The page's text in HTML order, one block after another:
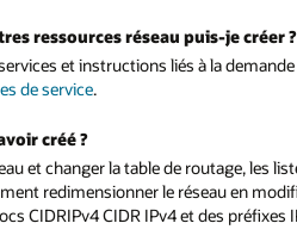
ressources réseau puis-je créer ?
et instructions liés à la
de service.
créé ?
et changer la table de routage, les
redimensionner le réseau en
CIDRIPv4 CIDR IPv4 et des préfixes